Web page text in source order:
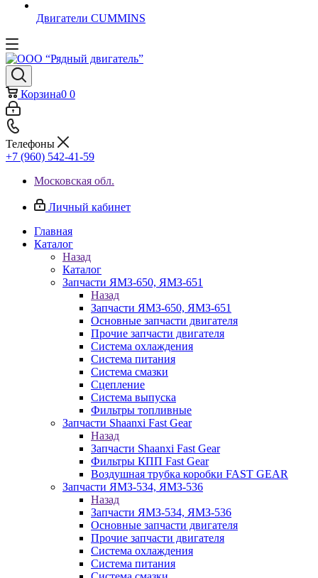
Двигатели CUMMINS
Корзина0 0
Телефоны
+7 (960) 542-41-59
Московская обл.
Личный кабинет
Главная
Каталог
Назад
Каталог
Запчасти ЯМЗ-650, ЯМЗ-651
Назад
Запчасти ЯМЗ-650, ЯМЗ-651
Основные запчасти двигателя
Прочие запчасти двигателя
Система охлаждения
Система питания
Система смазки
Сцепление
Система выпуска
Фильтры топливные
Запчасти Shaanxi Fast Gear
Назад
Запчасти Shaanxi Fast Gear
Фильтры КПП Fast Gear
Воздушная трубка коробки FAST GEAR
Запчасти ЯМЗ-534, ЯМЗ-536
Назад
Запчасти ЯМЗ-534, ЯМЗ-536
Основные запчасти двигателя
Прочие запчасти двигателя
Система охлаждения
Система питания